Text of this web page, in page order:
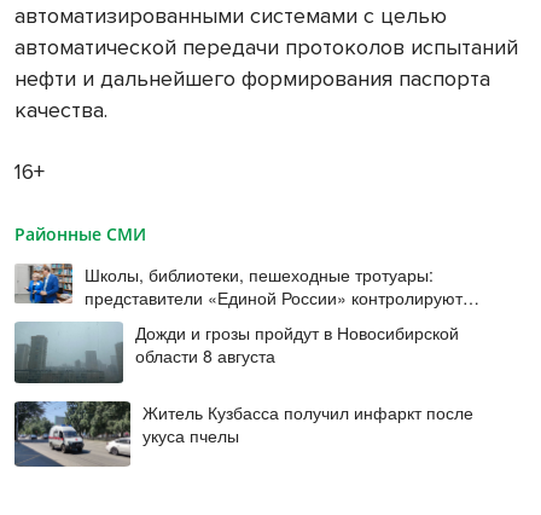
автоматизированными системами с целью
автоматической передачи протоколов испытаний
нефти и дальнейшего формирования паспорта
качества.
16+
Районные СМИ
Школы, библиотеки, пешеходные тротуары:
представители «Единой России» контролируют
работы на социальных объектах
Дожди и грозы пройдут в Новосибирской
области 8 августа
Житель Кузбасса получил инфаркт после
укуса пчелы